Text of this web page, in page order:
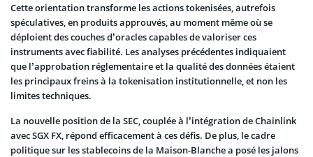
Cette orientation transforme les actions tokenisées, autrefois
spéculatives, en produits approuvés, au moment même où se
déploient des couches d’oracles capables de valoriser ces
instruments avec fiabilité. Les analyses précédentes indiquaient
que l’approbation réglementaire et la qualité des données étaient
les principaux freins à la tokenisation institutionnelle, et non les
limites techniques.
La nouvelle position de la SEC, couplée à l’intégration de Chainlink
avec SGX FX, répond efficacement à ces défis. De plus, le cadre
politique sur les stablecoins de la Maison-Blanche a posé les jalons